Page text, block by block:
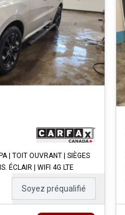
| TOIT OUVRANT | SIÈGES
ÉCLAIR | WIFI 4G LTE
Soyez préqualifié